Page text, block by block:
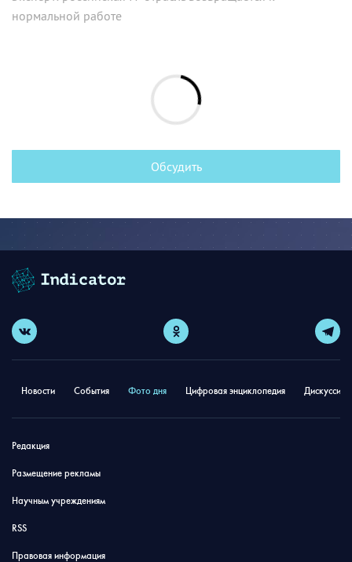
нормальной работе
Обсудить
Новости События Фото дня Цифровая энциклопедия
Редакция
Размещение рекламы
Научным учреждениям
RSS
Правовая информация